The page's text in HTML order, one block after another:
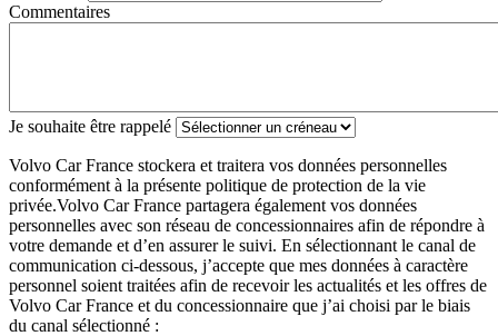
Commentaires
Je souhaite être rappelé
Volvo Car France stockera et traitera vos données personnelles
conformément à la présente politique de protection de la vie
privée.Volvo Car France partagera également vos données
personnelles avec son réseau de concessionnaires afin de répondre à
votre demande et d’en assurer le suivi. En sélectionnant le canal de
communication ci-dessous, j’accepte que mes données à caractère
personnel soient traitées afin de recevoir les actualités et les offres de
Volvo Car France et du concessionnaire que j’ai choisi par le biais
du canal sélectionné :